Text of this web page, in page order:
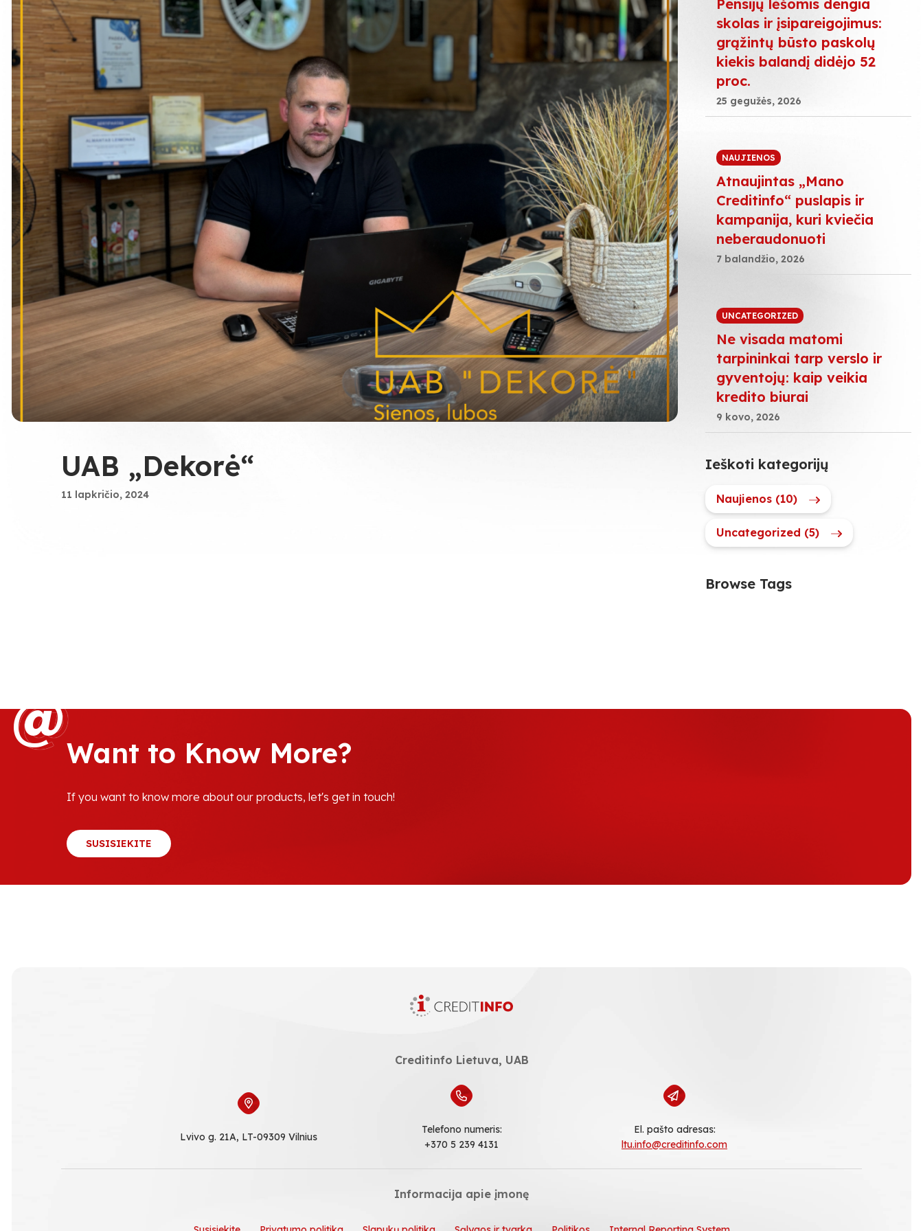
UAB „Dekorė“
11 lapkričio, 2024
Pensijų lėšomis dengia
skolas ir įsipareigojimus:
grąžintų būsto paskolų
kiekis balandį didėjo 52
proc.
25 gegužės, 2026
NAUJIENOS
Atnaujintas „Mano
Creditinfo“ puslapis ir
kampanija, kuri kviečia
neberaudonuoti
7 balandžio, 2026
UNCATEGORIZED
Ne visada matomi
tarpininkai tarp verslo ir
gyventojų: kaip veikia
kredito biurai
9 kovo, 2026
Ieškoti kategorijų
Naujienos (10)
Uncategorized (5)
Browse Tags
@
@Want to Know More?
If you want to know more about our products, let's get in touch!
SUSISIEKITE
Creditinfo Lietuva, UAB
Lvivo g. 21A, LT-09309 Vilnius
Telefono numeris:
+370 5 239 4131
El. pašto adresas:
ltu.info@creditinfo.com
Informacija apie įmonę